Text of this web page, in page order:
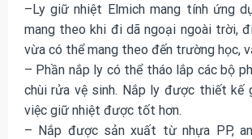
–Ly giữ nhiệt Elmich mang tính ứng
mang theo khi đi dã ngoại ngoài trời,
vừa có thể mang theo đến trường học,
– Phần nắp ly có thể tháo lắp các bộ
chùi rửa vệ sinh. Nắp ly được thiết kế
việc giữ nhiệt được tốt hơn.
– Nắp được sản xuất từ nhựa PP,